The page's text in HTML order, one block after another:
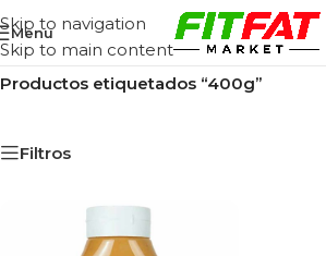
Skip to navigation
Skip to main content
Menu
Inicio/
Productos etiquetados “400g”
Filtros